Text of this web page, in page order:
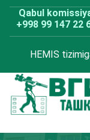
Skip
content
Qabul
+998 99 147 22
HEMIS